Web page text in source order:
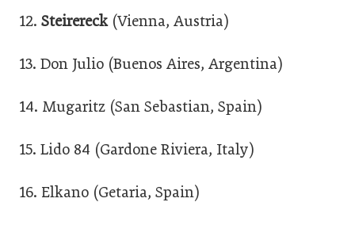
12. Steirereck (Vienna, Austria)
13. Don Julio (Buenos Aires, Argentina)
14. Mugaritz (San Sebastian, Spain)
15. Lido 84 (Gardone Riviera, Italy)
16. Elkano (Getaria, Spain)